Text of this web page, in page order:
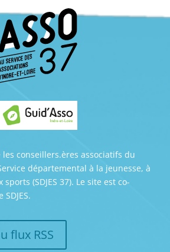
conseillers.ères associatifs du
départemental à la jeunesse, à
sports (SDJES 37). Le site est co-
flux RSS